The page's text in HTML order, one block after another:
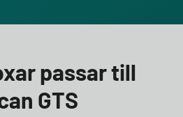
passar till
GTS